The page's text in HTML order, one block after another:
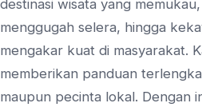
destinasi wisata yang
menggugah selera, hingga
mengakar kuat di masyarakat.
memberikan panduan
maupun pecinta lokal. Dengan